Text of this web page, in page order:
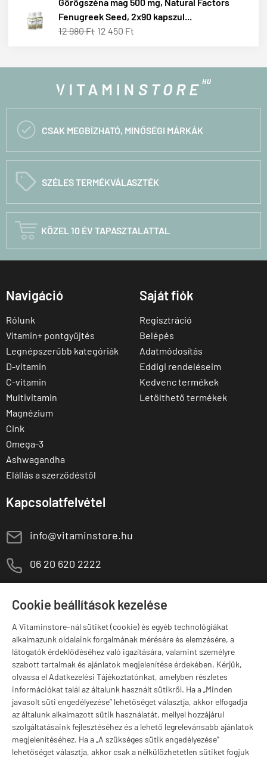
Cookie beállítások kezelése
A Vitaminstore-nál sütiket (cookie) és egyéb technológiákat
alkalmazunk oldalaink forgalmának mérésére és elemzésére, a
látogatók érdeklődéséhez való igazítására, valamint személyre
szabott tartalmak és ajánlatok megjelenítése érdekében. Kérjük,
olvassa el Adatkezelési Tájékoztatónkat, amelyben részletes
információkat talál az általunk használt sütikről. Ha a „Minden
javasolt süti engedélyezése” lehetőséget választja, akkor elfogadja
az általunk alkalmazott sütik használatát, mellyel hozzájárul
szolgáltatásaink fejlesztéséhez és a lehető legrelevánsabb ajánlatok
megjelenítéséhez. Ha a „A szükséges sütik engedélyezése”
lehetőséget választja, akkor csak a nélkülözhetetlen sütiket fogjuk
Fenugreek Seed, 2x90 kapszul...
12 980 Ft 12 450 Ft
 CSAK MEGBÍZHATÓ, MINŐSÉGI MÁRKÁK
C SZÉLES TERMÉKVÁLASZTÉK
 KÖZEL 10 ÉV TAPASZTALATTAL
Navigáció
Rólunk
Vitamin+ pontgyűjtés
Legnépszerűbb kategóriák
D-vitamin
C-vitamin
Multivitamin
Magnézium
Cink
Omega-3
Ashwagandha
Elállás a szerződéstől
Saját fiók
Regisztráció
Belépés
Adatmódosítás
Eddigi rendeléseim
Kedvenc termékek
Letölthető termékek
Kapcsolatfelvétel
E info@vitaminstore.hu
M 06 20 620 2222
Szugló u. 83-85.
Márkák
Valuta választás